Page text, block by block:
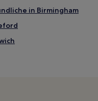
in Birmingham